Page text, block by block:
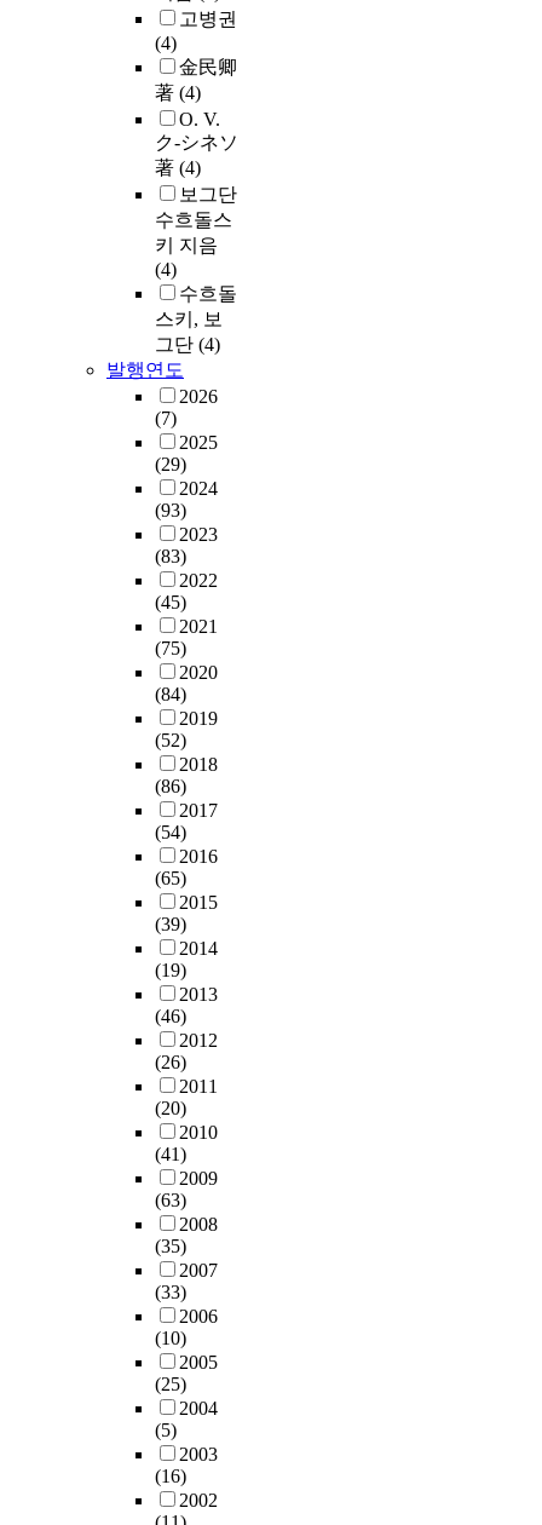
고병권
(4)
金民卿
著 (4)
O. V.
ク-シネソ
著 (4)
보그단
수흐돌스
키 지음
(4)
수흐돌
스키, 보
그단 (4)
발행연도
2026
(7)
2025
(29)
2024
(93)
2023
(83)
2022
(45)
2021
(75)
2020
(84)
2019
(52)
2018
(86)
2017
(54)
2016
(65)
2015
(39)
2014
(19)
2013
(46)
2012
(26)
2011
(20)
2010
(41)
2009
(63)
2008
(35)
2007
(33)
2006
(10)
2005
(25)
2004
(5)
2003
(16)
2002